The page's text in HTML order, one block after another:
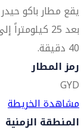
يقع مطار باكو
بعد 25
40 دقيقة.
رمز المطار
GYD
مشاهدة الخريطة
المنطقة الزمنية